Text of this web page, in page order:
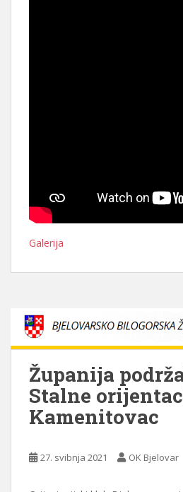
Galerija
Županija
Stalne
Kamenitovac
27. svibnja 2021 OK Bjelovar